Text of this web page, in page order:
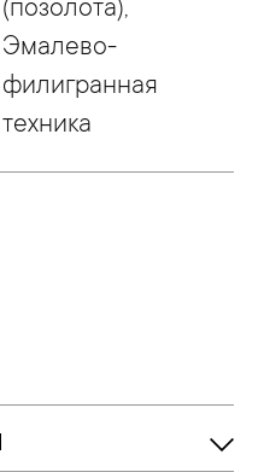
(позолота),
Эмалево-
филигранная
техника